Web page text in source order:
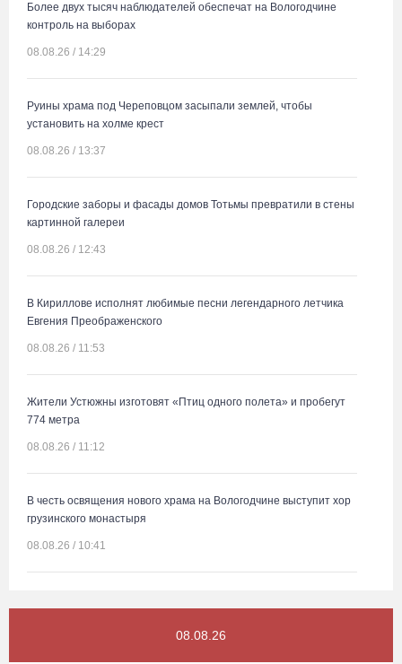
Более двух тысяч наблюдателей обеспечат на Вологодчине
контроль на выборах
08.08.26 / 14:29
Руины храма под Череповцом засыпали землей, чтобы
установить на холме крест
08.08.26 / 13:37
Городские заборы и фасады домов Тотьмы превратили в стены
картинной галереи
08.08.26 / 12:43
В Кириллове исполнят любимые песни легендарного летчика
Евгения Преображенского
08.08.26 / 11:53
Жители Устюжны изготовят «Птиц одного полета» и пробегут
774 метра
08.08.26 / 11:12
В честь освящения нового храма на Вологодчине выступит хор
грузинского монастыря
08.08.26 / 10:41
08.08.26